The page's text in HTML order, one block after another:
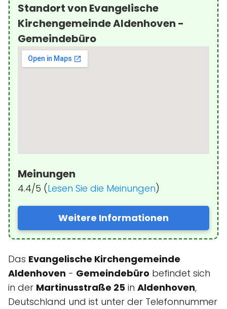
Standort von Evangelische
Kirchengemeinde Aldenhoven -
Gemeindebüro
Meinungen
4.4/5 (Lesen Sie die Meinungen)
Weitere Informationen
Das Evangelische Kirchengemeinde
Aldenhoven - Gemeindebüro befindet sich
in der Martinusstraße 25 in Aldenhoven,
Deutschland und ist unter der Telefonnummer